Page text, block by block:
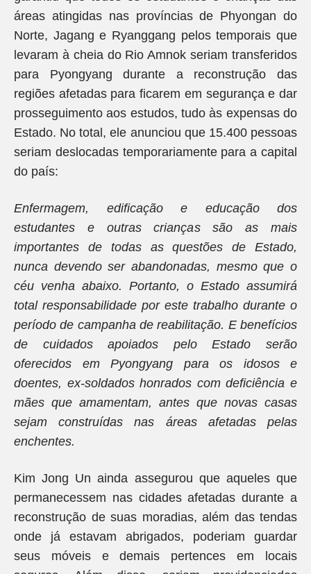
áreas atingidas nas províncias de Phyongan do
Norte, Jagang e Ryanggang pelos temporais que
levaram à cheia do Rio Amnok seriam transferidos
para Pyongyang durante a reconstrução das
regiões afetadas para ficarem em segurança e dar
prosseguimento aos estudos, tudo às expensas do
Estado. No total, ele anunciou que 15.400 pessoas
seriam deslocadas temporariamente para a capital
do país:
Enfermagem, edificação e educação dos
estudantes e outras crianças são as mais
importantes de todas as questões de Estado,
nunca devendo ser abandonadas, mesmo que o
céu venha abaixo. Portanto, o Estado assumirá
total responsabilidade por este trabalho durante o
período de campanha de reabilitação. E benefícios
de cuidados apoiados pelo Estado serão
oferecidos em Pyongyang para os idosos e
doentes, ex-soldados honrados com deficiência e
mães que amamentam, antes que novas casas
sejam construídas nas áreas afetadas pelas
enchentes.
Kim Jong Un ainda assegurou que aqueles que
permanecessem nas cidades afetadas durante a
reconstrução de suas moradias, além das tendas
onde já estavam abrigados, poderiam guardar
seus móveis e demais pertences em locais